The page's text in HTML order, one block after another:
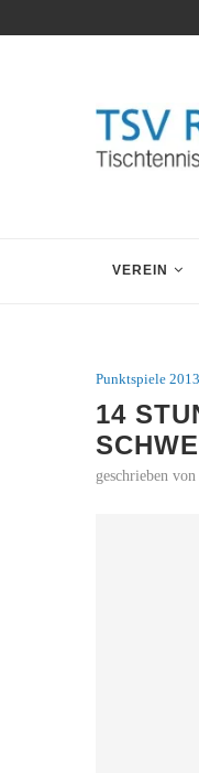
VEREIN
Punktspiele
14
geschrieben von